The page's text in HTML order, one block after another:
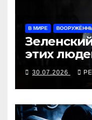
В МИРЕ
этих
30.07.2026